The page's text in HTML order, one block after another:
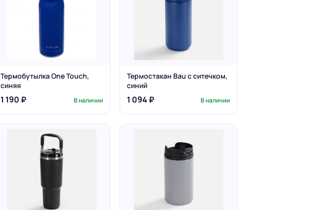
Термобутылка One Touch,
синяя
1 190 ₽ В наличии
Термостакан Bau с ситечком,
синий
1 094 ₽ В наличии